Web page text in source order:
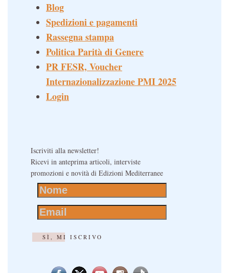
Blog
Spedizioni e pagamenti
Rassegna stampa
Politica Parità di Genere
PR FESR, Voucher
Internazionalizzazione PMI 2025
Login
Iscriviti alla newsletter!
Ricevi in anteprima articoli, interviste
promozioni e novità di Edizioni Mediterranee
SÌ, MI ISCRIVO